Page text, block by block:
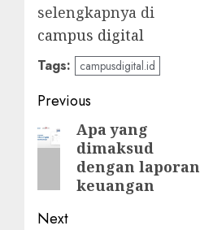
selengkapnya di
campus digital
Tags: campusdigital.id
Post
navigation
Previous
Previous
post:
Apa yang
dimaksud
dengan laporan
keuangan
Next